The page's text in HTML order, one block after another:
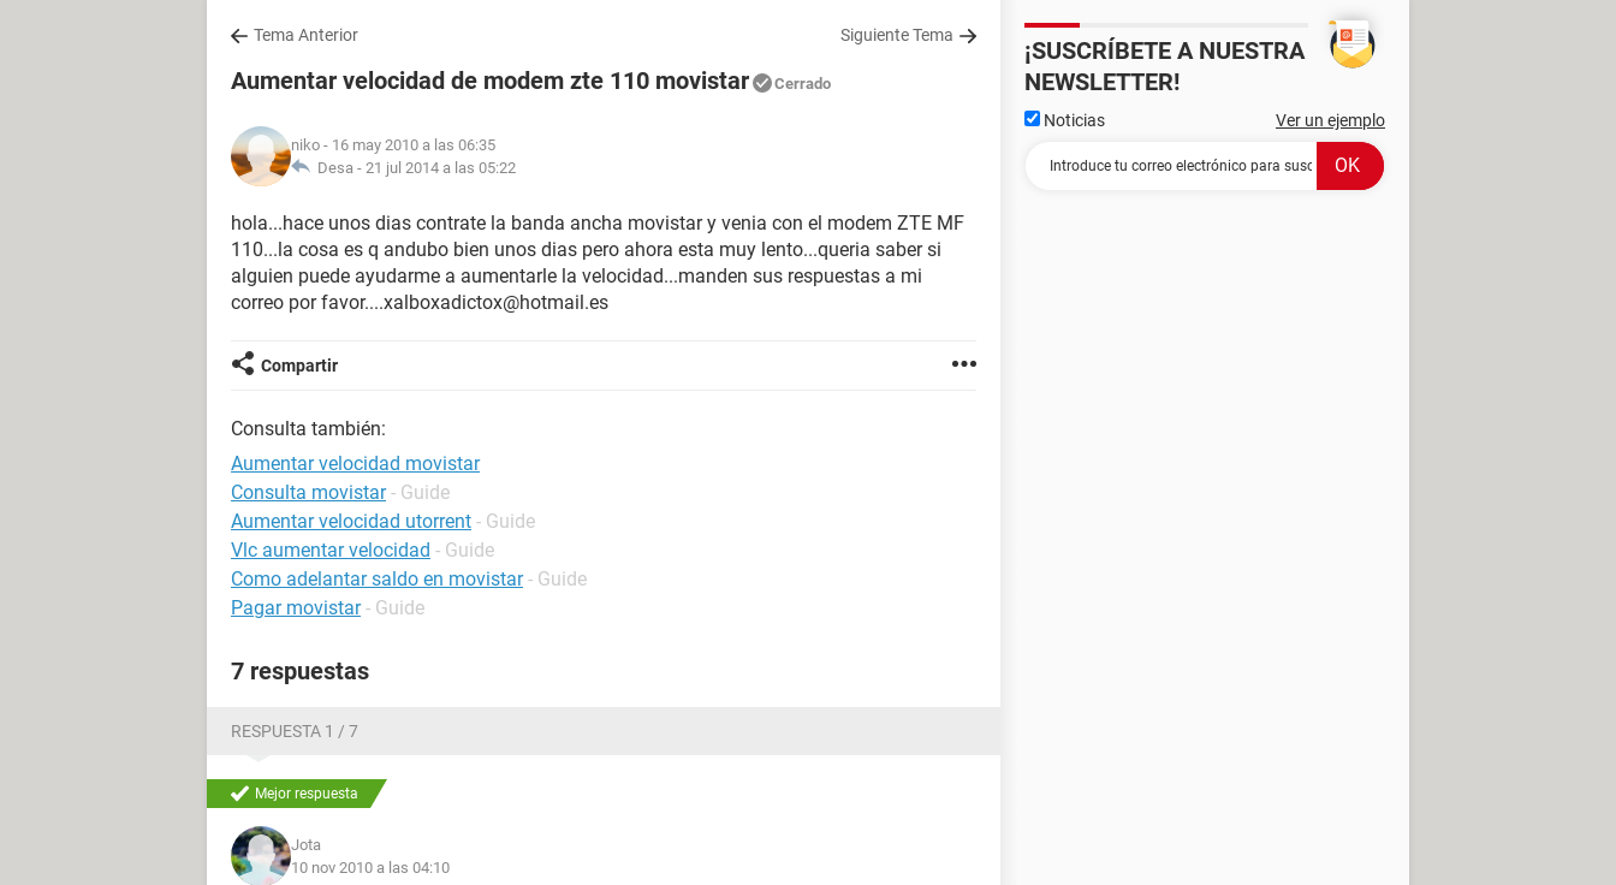
Tema Anterior Siguiente Tema
Aumentar velocidad de modem zte 110 movistar Cerrado
niko - 16 may 2010 a las 06:35
Desa - 21 jul 2014 a las 05:22
hola...hace unos dias contrate la banda ancha movistar y venia con el modem ZTE MF
110...la cosa es q andubo bien unos dias pero ahora esta muy lento...queria saber si
alguien puede ayudarme a aumentarle la velocidad...manden sus respuestas a mi
correo por favor....xalboxadictox@hotmail.es
Compartir
Consulta también:
Aumentar velocidad movistar
Consulta movistar - Guide
Aumentar velocidad utorrent - Guide
Vlc aumentar velocidad - Guide
Como adelantar saldo en movistar - Guide
Pagar movistar - Guide
7 respuestas
RESPUESTA 1 / 7
Mejor respuesta
Jota
10 nov 2010 a las 04:10
¡SUSCRÍBETE A NUESTRA
NEWSLETTER!
Noticias Ver un ejemplo